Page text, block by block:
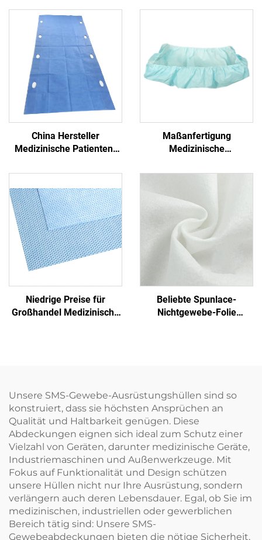
China Hersteller
Medizinische Patienten-
Transfer-Blatt mit Griff
Maßanfertigung
Medizinische
PP+PE Einmalbetttücher
Einmalblaues
Krankenhaus
Einmalbetttuch
Niedrige Preise für
Großhandel Medizinische
Beliebte Spunlace-
Nichtgewebe-Folie
Unsere SMS-Gewebe-Ausrüstungshüllen sind so
konstruiert, dass sie höchsten Ansprüchen an
Qualität und Haltbarkeit genügen. Diese
Abdeckungen eignen sich ideal zum Schutz einer
Vielzahl von Geräten, darunter medizinische Geräte,
Industriemaschinen und Außenwerkzeuge. Mit
Fokus auf Funktionalität und Design schützen
unsere Hüllen nicht nur Ihre Ausrüstung, sondern
verlängern auch deren Lebensdauer. Egal, ob Sie im
medizinischen, industriellen oder gewerblichen
Bereich tätig sind: Unsere SMS-
Gewebeabdeckungen bieten die nötige Sicherheit,